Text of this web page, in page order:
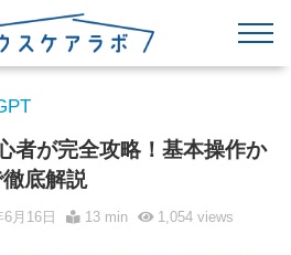
者が完全攻略！基本操作か
底解説
月16日 13 min 1,054views